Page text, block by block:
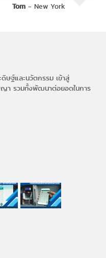
Tom - New York
ษฐ์และนวัตกรรม เข้าสู่
า รวมทั้งพัฒนาต่อยอดในการ